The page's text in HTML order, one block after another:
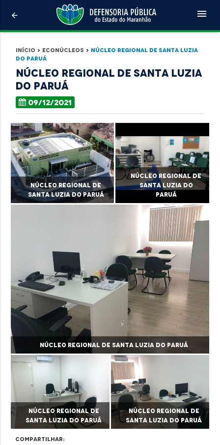
arrow_back menu
Início > Econúcleos > Núcleo Regional de Santa Luzia
do Paruá
Núcleo Regional de Santa Luzia
do Paruá
09/12/2021
Núcleo Regional de
Santa Luzia do Paruá
Núcleo Regional de
Santa Luzia do
Paruá
Núcleo Regional de Santa Luzia do Paruá
Núcleo Regional de
Santa Luzia do Paruá
Núcleo Regional de
Santa Luzia do Paruá
Compartilhar: